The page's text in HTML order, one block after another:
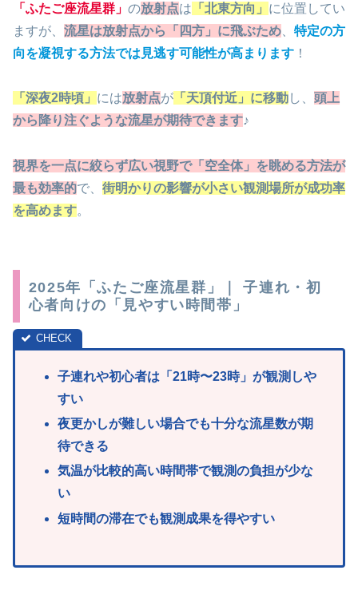
「ふたご座流星群」 の放射点は 「北東方向」 に位置してい
ますが、 流星は放射点から「四方」に飛ぶため
特定の方
向を凝視する方法では見逃す可能性が高まります ！
「深夜2時頃」 には放射点が 「天頂付近」に移動し、 頭上
から降り注ぐような流星が期待できます♪
視界を一点に絞らず広い視野で「空全体」を眺める方法が
最も効率的で、 街明かりの影響が小さい観測場所が成功率
を高めます。
2025年「ふたご座流星群」｜ 子連れ・初
心者向けの「見やすい時間帯」
子連れや初心者は「21時〜23時」が観測しや
すい
夜更かしが難しい場合でも十分な流星数が期
待できる
気温が比較的高い時間帯で観測の負担が少な
い
短時間の滞在でも観測成果を得やすい